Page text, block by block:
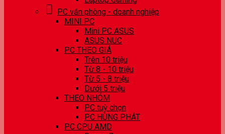
PC văn phòng - doanh nghiệp
MINI PC
Mini PC ASUS
ASUS NUC
PC THEO GIÁ
Trên 10 triệu
Từ 8 - 10 triệu
Từ 5 - 8 triệu
Dưới 5 triệu
THEO NHÓM
PC tuỳ chọn
PC HÙNG PHÁT
PC CPU AMD